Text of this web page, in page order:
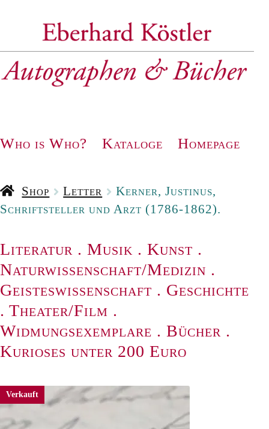
Navigation
Who is Who? Kataloge Homepage
Shop Letter
Kerner, Justinus,
Schriftsteller und Arzt (1786-1862).
Literatur . Musik . Kunst .
Naturwissenschaft/Medizin .
Geisteswissenschaft . Geschichte
. Theater/Film .
Widmungsexemplare . Bücher .
Kurioses unter 200 Euro
Verkauft